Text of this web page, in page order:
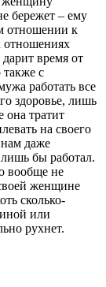
бережет – ему
отношении к
отношениях
время от
с
работать все
здоровье, лишь
она тратит
на своего
даже
бы работал.
вообще не
женщине
сколько-
или
рухнет.